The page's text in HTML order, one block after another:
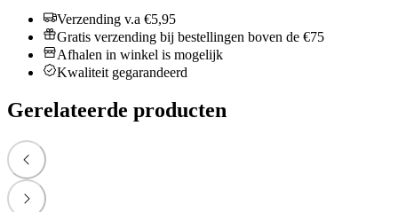
Verzending v.a €5,95
Gratis verzending bij bestellingen boven de €75
Afhalen in winkel is mogelijk
Kwaliteit gegarandeerd
Gerelateerde producten